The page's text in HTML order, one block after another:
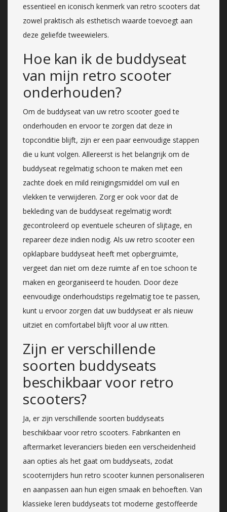
essentieel en iconisch kenmerk van retro scooters dat
zowel praktisch als esthetisch waarde toevoegt aan
deze geliefde tweewielers.
Hoe kan ik de buddyseat
van mijn retro scooter
onderhouden?
Om de buddyseat van uw retro scooter goed te
onderhouden en ervoor te zorgen dat deze in
topconditie blijft, zijn er een paar eenvoudige stappen
die u kunt volgen. Allereerst is het belangrijk om de
buddyseat regelmatig schoon te maken met een
zachte doek en mild reinigingsmiddel om vuil en
vlekken te verwijderen. Zorg er ook voor dat de
bekleding van de buddyseat regelmatig wordt
gecontroleerd op eventuele scheuren of slijtage, en
repareer deze indien nodig. Als uw retro scooter een
opklapbare buddyseat heeft met opbergruimte,
vergeet dan niet om deze ruimte af en toe schoon te
maken en georganiseerd te houden. Door deze
eenvoudige onderhoudstips regelmatig toe te passen,
kunt u ervoor zorgen dat uw buddyseat er als nieuw
uitziet en comfortabel blijft voor al uw ritten.
Zijn er verschillende
soorten buddyseats
beschikbaar voor retro
scooters?
Ja, er zijn verschillende soorten buddyseats
beschikbaar voor retro scooters. Fabrikanten en
aftermarket leveranciers bieden een verscheidenheid
aan opties als het gaat om buddyseats, zodat
scooterrijders hun retro scooter kunnen personaliseren
en aanpassen aan hun eigen smaak en behoeften. Van
klassieke leren buddyseats tot moderne gestoffeerde